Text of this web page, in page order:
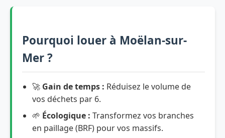
Pourquoi louer à Moëlan-sur-
Mer ?
🚀 Gain de temps : Réduisez le volume de
vos déchets par 6.
🌱 Écologique : Transformez vos branches
en paillage (BRF) pour vos massifs.